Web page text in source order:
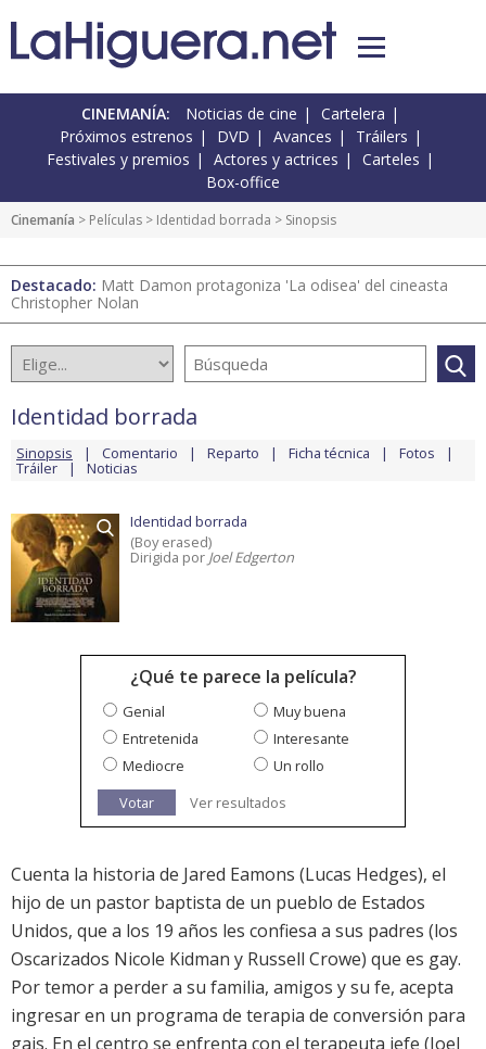
CINEMANÍA: Noticias de cine
Cartelera
Próximos estrenos
DVD Avances
Tráilers
Festivales y premios
Actores y actrices
Carteles
Box-office
Cinemanía > Películas > Identidad borrada > Sinopsis
Destacado: Matt Damon protagoniza 'La odisea' del cineasta
Christopher Nolan
Identidad borrada
Sinopsis Comentario Reparto Ficha técnica Fotos
Tráiler Noticias
Identidad borrada
(Boy erased)
Dirigida por Joel Edgerton
¿Qué te parece la película?
Genial
Muy buena
Entretenida
Interesante
Mediocre
Un rollo
Votar
Ver resultados
Cuenta la historia de Jared Eamons (Lucas Hedges), el
hijo de un pastor baptista de un pueblo de Estados
Unidos, que a los 19 años les confiesa a sus padres (los
Oscarizados Nicole Kidman y Russell Crowe) que es gay.
Por temor a perder a su familia, amigos y su fe, acepta
ingresar en un programa de terapia de conversión para
gais. En el centro se enfrenta con el terapeuta jefe (Joel